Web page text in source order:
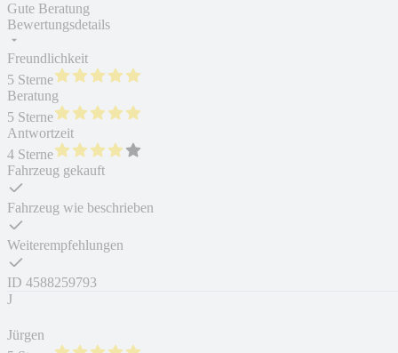
Gute Beratung
Bewertungsdetails
Freundlichkeit
5 Sterne
Beratung
5 Sterne
Antwortzeit
4 Sterne
Fahrzeug gekauft
Fahrzeug wie beschrieben
Weiterempfehlungen
ID 4588259793
J
Jürgen